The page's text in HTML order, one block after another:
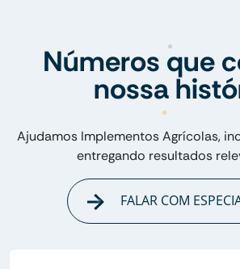
Números que
nossa
Ajudamos Implementos Agrícolas,
entregando resultados
FALAR COM